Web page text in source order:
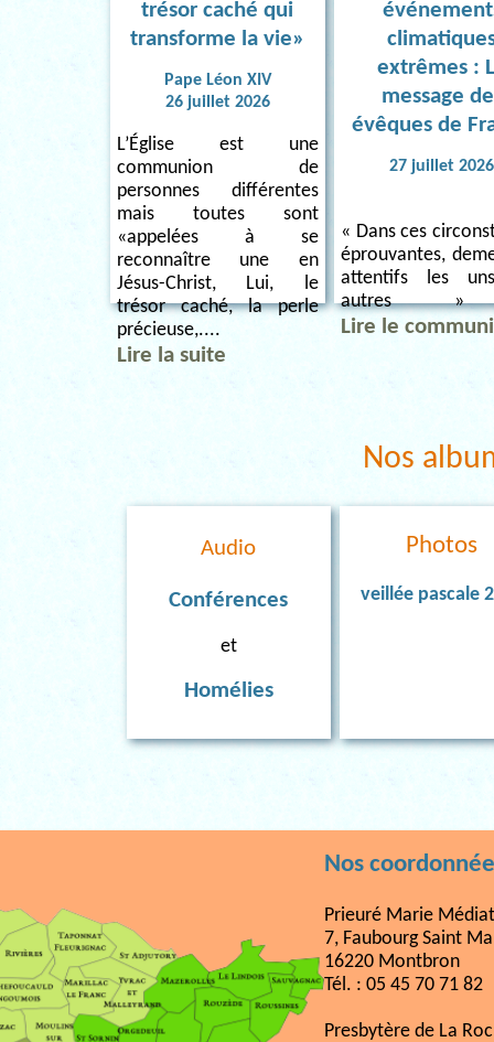
trésor caché qui
transforme la vie»
Pape Léon XIV
26 juillet 2026
L’Église est une
communion de
personnes différentes
mais toutes sont
«appelées à se
reconnaître une en
Jésus-Christ, Lui, le
trésor caché, la perle
précieuse,....
Lire la suite
extrêmes :
message
évêques de
27 juillet 2026
« Dans ces
éprouvantes,
attentifs les
autres
Lire le
Nos
Audio
Conférences
et
Homélies
Photos
veillée pascale
Nos
Prieuré Marie
7, Faubourg Saint
16220 Montbron
Tél. : 05 45 70 71 82
Presbytère de La